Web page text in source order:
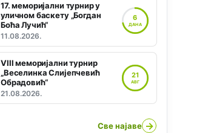
17. меморијални турнир у
уличном баскету „Богдан
Боћа Лучић“
11.08.2026.
6
ДАНА
VIII меморијални турнир
„Веселинка Слијепчевић
Обрадовић“
21.08.2026.
21
АВГ
Све најаве →